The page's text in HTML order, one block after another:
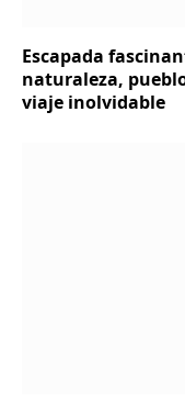
Escapada
naturaleza,
viaje inolvidable